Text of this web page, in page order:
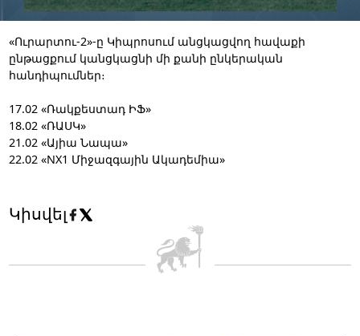
«Ուրարտու-2»-ը Կիպրոսում անցկացվող հավաքի
ընթացքում կանցկացնի մի քանի ընկերական
հանդիպումներ։
17.02 «Ռակքեստադ ԻՖ»
18.02 «ՌԱՍԿ»
21.02 «Այիա Նապա»
22.02 «NX1 Միջազգային Ակադեմիա»
Կիսվել